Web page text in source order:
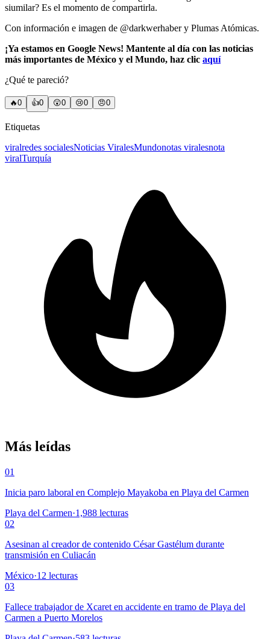
siumilar? Es el momento de compartirla.
Con información e imagen de @darkwerhaber y Plumas Atómicas.
¡Ya estamos en Google News! Mantente al día con las noticias
más importantes de México y el Mundo, haz clic aquí
¿Qué te pareció?
🔥0 👍0 😲0 😢0 😠0
Etiquetas
viralredes socialesNoticias ViralesMundonotas viralesnota
viralTurquía
Más leídas
01
Inicia paro laboral en Complejo Mayakoba en Playa del Carmen
Playa del Carmen·1,988 lecturas
02
Asesinan al creador de contenido César Gastélum durante
transmisión en Culiacán
México·12 lecturas
03
Fallece trabajador de Xcaret en accidente en tramo de Playa del
Carmen a Puerto Morelos